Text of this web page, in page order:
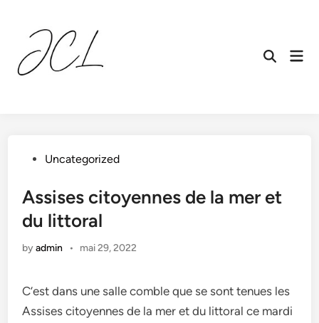
content
Open
PostedUncategorized
Assises citoyennes de la mer et
du littoral
byadmin • mai 29, 2022
C’est dans une salle comble que se sont tenues les
Assises citoyennes de la mer et du littoral ce mardi